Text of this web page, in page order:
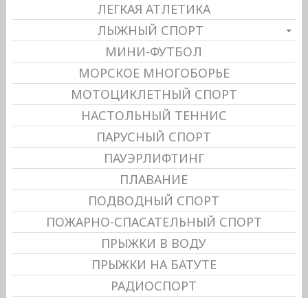
ЛЕГКАЯ АТЛЕТИКА
ЛЫЖНЫЙ СПОРТ
МИНИ-ФУТБОЛ
МОРСКОЕ МНОГОБОРЬЕ
МОТОЦИКЛЕТНЫЙ СПОРТ
НАСТОЛЬНЫЙ ТЕННИС
ПАРУСНЫЙ СПОРТ
ПАУЭРЛИФТИНГ
ПЛАВАНИЕ
ПОДВОДНЫЙ СПОРТ
ПОЖАРНО-СПАСАТЕЛЬНЫЙ СПОРТ
ПРЫЖКИ В ВОДУ
ПРЫЖКИ НА БАТУТЕ
РАДИОСПОРТ